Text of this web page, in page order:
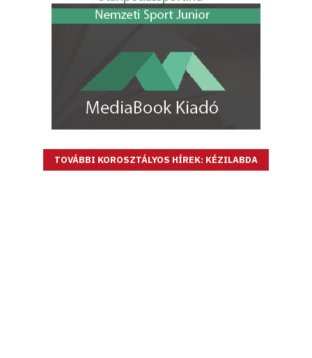
TOVÁBBI KOROSZTÁLYOS HÍREK: KÉZILABDA